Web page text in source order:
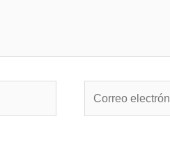
electrónico*